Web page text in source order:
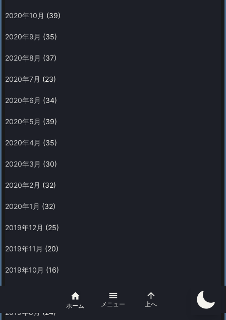
2020年10月 (39)
2020年9月 (35)
2020年8月 (37)
2020年7月 (23)
2020年6月 (34)
2020年5月 (39)
2020年4月 (35)
2020年3月 (30)
2020年2月 (32)
2020年1月 (32)
2019年12月 (25)
2019年11月 (20)
2019年10月 (16)
2019年8月 (24)

ホーム

メニュー

上へ